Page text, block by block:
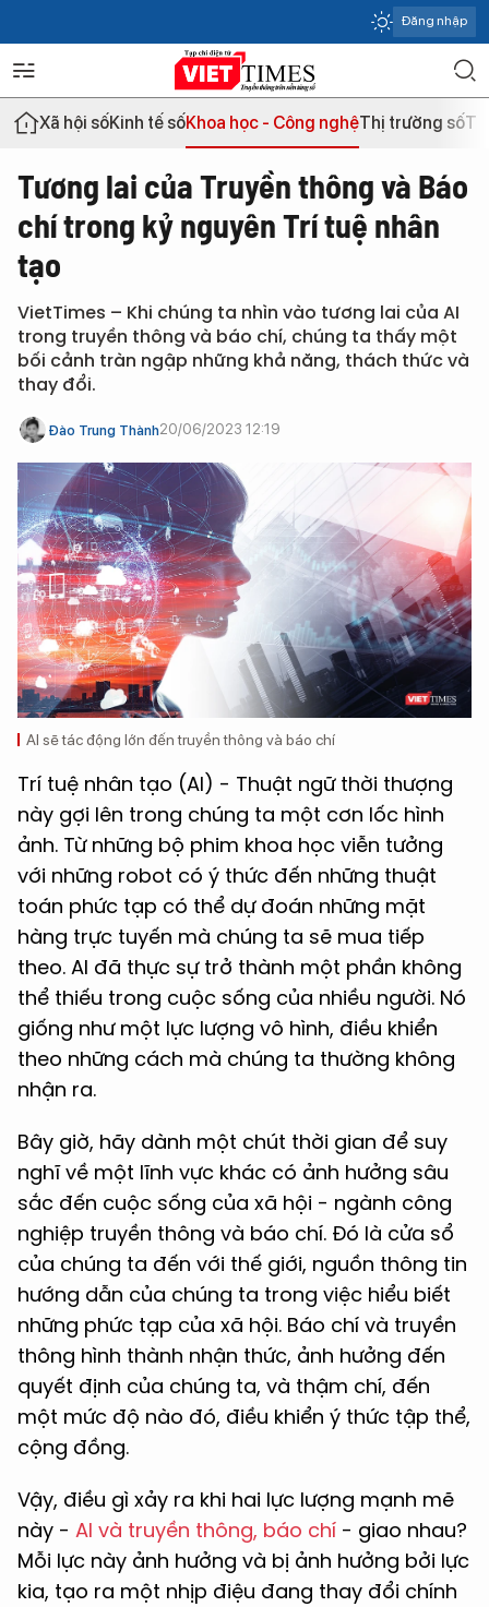
Đăng nhập
Xã hội sốKinh tế sốKhoa học - Công nghệThị trường số
Tương lai của Truyền thông và Báo
chí trong kỷ nguyên Trí tuệ nhân
tạo
VietTimes – Khi chúng ta nhìn vào tương lai của AI
trong truyền thông và báo chí, chúng ta thấy một
bối cảnh tràn ngập những khả năng, thách thức và
thay đổi.
Đào Trung Thành20/06/2023 12:19
AI sẽ tác động lớn đến truyền thông và báo chí
Trí tuệ nhân tạo (AI) - Thuật ngữ thời thượng
này gợi lên trong chúng ta một cơn lốc hình
ảnh. Từ những bộ phim khoa học viễn tưởng
với những robot có ý thức đến những thuật
toán phức tạp có thể dự đoán những mặt
hàng trực tuyến mà chúng ta sẽ mua tiếp
theo. AI đã thực sự trở thành một phần không
thể thiếu trong cuộc sống của nhiều người. Nó
giống như một lực lượng vô hình, điều khiển
theo những cách mà chúng ta thường không
nhận ra.
Bây giờ, hãy dành một chút thời gian để suy
nghĩ về một lĩnh vực khác có ảnh hưởng sâu
sắc đến cuộc sống của xã hội - ngành công
nghiệp truyền thông và báo chí. Đó là cửa sổ
của chúng ta đến với thế giới, nguồn thông tin
hướng dẫn của chúng ta trong việc hiểu biết
những phức tạp của xã hội. Báo chí và truyền
thông hình thành nhận thức, ảnh hưởng đến
quyết định của chúng ta, và thậm chí, đến
một mức độ nào đó, điều khiển ý thức tập thể,
cộng đồng.
Vậy, điều gì xảy ra khi hai lực lượng mạnh mẽ
này - AI và truyền thông, báo chí - giao nhau?
Mỗi lực này ảnh hưởng và bị ảnh hưởng bởi lực
kia, tạo ra một nhịp điệu đang thay đổi chính